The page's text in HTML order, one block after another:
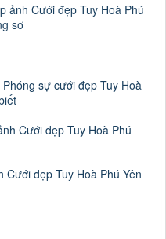
ảnh Cưới đẹp Tuy Hoà Phú
sơ
sự cưới đẹp Tuy Hoà
Cưới đẹp Tuy Hoà Phú
Cưới đẹp Tuy Hoà Phú Yên